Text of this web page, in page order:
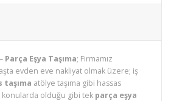
Parça Eşya Taşıma; Firmamız
evden eve nakliyat olmak üzere; iş
taşıma atölye taşıma gibi hassas
konularda olduğu gibi tek parça eşya